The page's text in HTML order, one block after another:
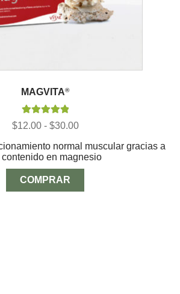
MAGVITA®
Valorado con
$12.00 - $30.00Rango
precios:
desde
$12.00
$30.00
normal muscular gracias a
contenido en magnesio
COMPRAR